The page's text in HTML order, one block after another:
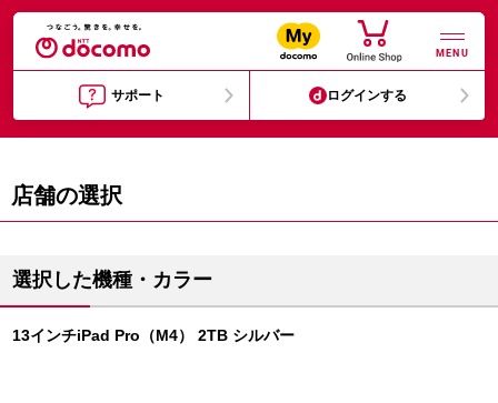
MENU
サポート ログインする
店舗の選択
選択した機種・カラー
13インチiPad Pro（M4） 2TB シルバー